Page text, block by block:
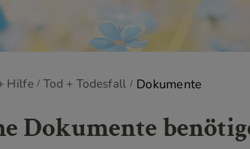
Hilfe / Tod + Todesfall / Dokumente
Dokumente